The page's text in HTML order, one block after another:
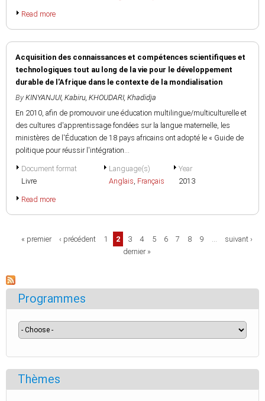
Read more
Acquisition des connaissances et compétences scientifiques et
technologiques tout au long de la vie pour le développement
durable de l'Afrique dans le contexte de la mondialisation
By KINYANJUI, Kabiru, KHOUDARI, Khadidja
En 2010, afin de promouvoir une éducation multilingue/multiculturelle et
des cultures d'apprentissage fondées sur la langue maternelle, les
ministères de l'Éducation de 18 pays africains ont adopté le « Guide de
politique pour réussir l'intégration...
Document format
Livre
Language(s)
Anglais, Français
Year
2013
Read more
Pages
« premier ‹ précédent 1 2 3 4 5 6 7 8 9 …
suivant ›
dernier »
Programmes
Thèmes